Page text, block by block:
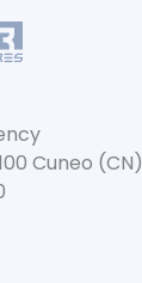
Cuneo (CN)